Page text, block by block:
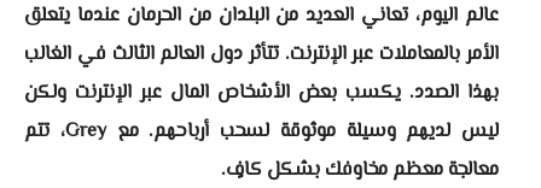
عالم اليوم، تعاني العديد من البلدان من الحرمان عندما يتعلق
الأمر بالمعاملات عبر الإنترنت. تتأثر دول العالم الثالث في الغالب
بهذا الصدد. يكسب بعض الأشخاص المال عبر الإنترنت ولكن
ليس لديهم وسيلة موثوقة لسحب أرباحهم. مع Grey، تتم
معالجة معظم مخاوفك بشكل كافٍ.